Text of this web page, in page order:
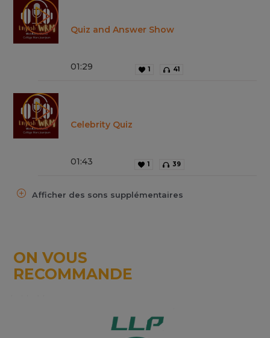
Quiz and Answer Show
01:29 1 41
Celebrity Quiz
01:43 1 39
Afficher des sons supplémentaires
ON VOUS
RECOMMANDE